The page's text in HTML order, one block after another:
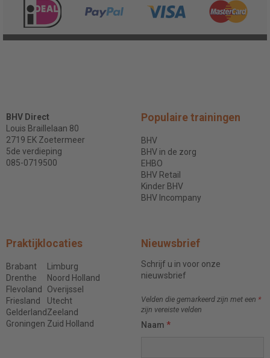
BHV Direct
Louis Braillelaan 80
2719 EK Zoetermeer
5de verdieping
085-0719500
Populaire trainingen
BHV
BHV in de zorg
EHBO
BHV Retail
Kinder BHV
BHV Incompany
Praktijklocaties
Brabant
Drenthe
Flevoland
Friesland
Gelderland
Groningen
Limburg
Noord Holland
Overijssel
Utecht
Zeeland
Zuid Holland
Nieuwsbrief
Schrijf u in voor onze
nieuwsbrief
Velden die gemarkeerd zijn met een *
zijn vereiste velden
Naam *